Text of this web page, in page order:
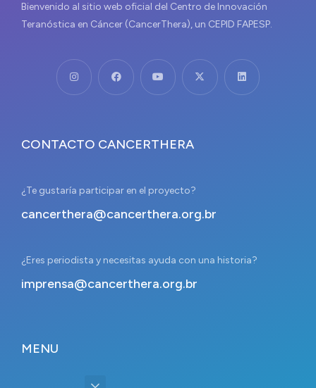
Bienvenido al sitio web oficial del Centro de Innovación
Teranóstica en Cáncer (CancerThera), un CEPID FAPESP.
CONTACTO CANCERTHERA
¿Te gustaría participar en el proyecto?
cancerthera@cancerthera.org.br
¿Eres periodista y necesitas ayuda con una historia?
imprensa@cancerthera.org.br
MENU